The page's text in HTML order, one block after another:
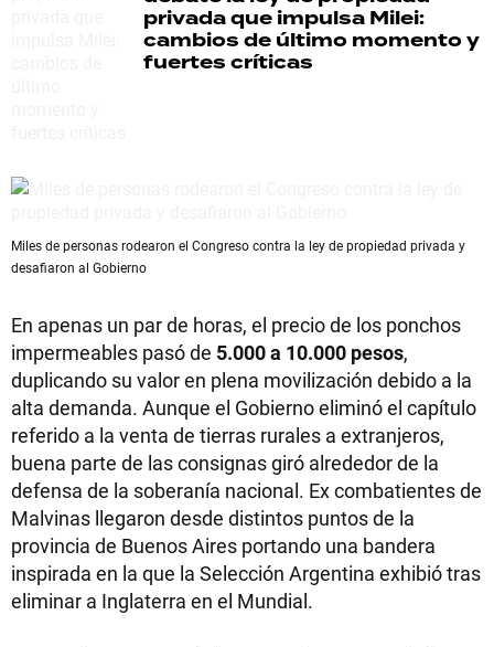
privada que impulsa Milei:
cambios de último momento y
fuertes críticas
Miles de personas rodearon el Congreso contra la ley de propiedad privada y
desafiaron al Gobierno
En apenas un par de horas, el precio de los ponchos
impermeables pasó de 5.000 a 10.000 pesos,
duplicando su valor en plena movilización debido a la
alta demanda. Aunque el Gobierno eliminó el capítulo
referido a la venta de tierras rurales a extranjeros,
buena parte de las consignas giró alrededor de la
defensa de la soberanía nacional. Ex combatientes de
Malvinas llegaron desde distintos puntos de la
provincia de Buenos Aires portando una bandera
inspirada en la que la Selección Argentina exhibió tras
eliminar a Inglaterra en el Mundial.